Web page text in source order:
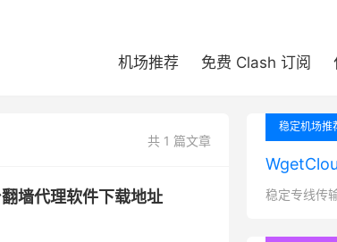
机场推荐 免费 Clash 订阅
共 1 篇文章
墙代理软件下载地址
稳定机场推
稳定专线传